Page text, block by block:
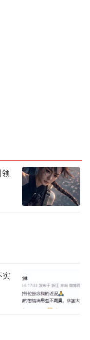
故障,迫降到撒哈
外星的小王子。
的交流,了解到小
以及他在太空中